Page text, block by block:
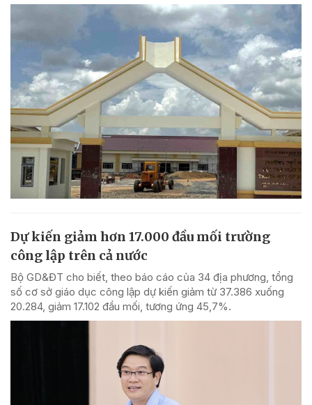
Dự kiến giảm hơn 17.000 đầu mối trường
công lập trên cả nước
Bộ GD&ĐT cho biết, theo báo cáo của 34 địa phương, tổng
số cơ sở giáo dục công lập dự kiến giảm từ 37.386 xuống
20.284, giảm 17.102 đầu mối, tương ứng 45,7%.